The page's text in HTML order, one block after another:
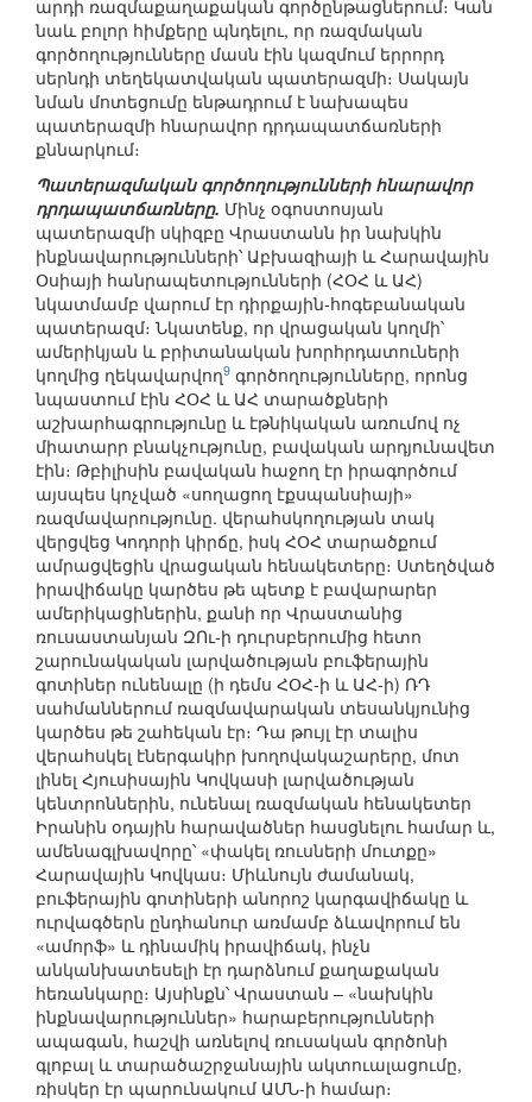
արդի ռազմաքաղաքական գործընթացներում։ Կան
նաև բոլոր հիմքերը պնդելու, որ ռազմական
գործողությունները մասն էին կազմում երրորդ
սերնդի տեղեկատվական պատերազմի։ Սակայն
նման մոտեցումը ենթադրում է նախապես
պատերազմի հնարավոր դրդապատճառների
քննարկում։
Պատերազմական գործողությունների հնարավոր
դրդապատճառները. Մինչ օգոստոսյան
պատերազմի սկիզբը Վրաստանն իր նախկին
ինքնավարությունների՝ Աբխազիայի և Հարավային
Օսիայի հանրապետությունների (ՀՕՀ և ԱՀ)
նկատմամբ վարում էր դիրքային-հոգեբանական
պատերազմ։ Նկատենք, որ վրացական կողմի՝
ամերիկյան և բրիտանական խորհրդատուների
կողմից ղեկավարվող9 գործողությունները, որոնց
նպաստում էին ՀՕՀ և ԱՀ տարածքների
աշխարհագրությունը և էթնիկական առումով ոչ
միատարր բնակչությունը, բավական արդյունավետ
էին։ Թբիլիսին բավական հաջող էր իրագործում
այսպես կոչված «սողացող էքսպանսիայի»
ռազմավարությունը. վերահսկողության տակ
վերցվեց Կոդորի կիրճը, իսկ ՀՕՀ տարածքում
ամրացվեցին վրացական հենակետերը։ Ստեղծված
իրավիճակը կարծես թե պետք է բավարարեր
ամերիկացիներին, քանի որ Վրաստանից
ռուսաստանյան ԶՈւ-ի դուրսբերումից հետո
շարունակական լարվածության բուֆերային
գոտիներ ունենալը (ի դեմս ՀՕՀ-ի և ԱՀ-ի) ՌԴ
սահմաններում ռազմավարական տեսանկյունից
կարծես թե շահեկան էր։ Դա թույլ էր տալիս
վերահսկել էներգակիր խողովակաշարերը, մոտ
լինել Հյուսիսային Կովկասի լարվածության
կենտրոններին, ունենալ ռազմական հենակետեր
Իրանին օդային հարավածներ հասցնելու համար և,
ամենագլխավորը՝ «փակել ռուսների մուտքը»
Հարավային Կովկաս։ Միևնույն ժամանակ,
բուֆերային գոտիների անորոշ կարգավիճակը և
ուրվագծերն ընդհանուր առմամբ ձևավորում են
«ամորֆ» և դինամիկ իրավիճակ, ինչն
անկանխատեսելի էր դարձնում քաղաքական
հեռանկարը։ Այսինքն՝ Վրաստան – «նախկին
ինքնավարություններ» հարաբերությունների
ապագան, հաշվի առնելով ռուսական գործոնի
գլոբալ և տարածաշրջանային ակտուալացումը,
ռիսկեր էր պարունակում ԱՄՆ-ի համար։